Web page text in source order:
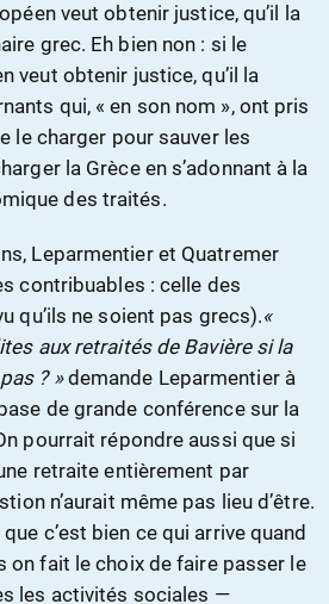
veut obtenir justice, qu’il la
grec. Eh bien non : si le
veut obtenir justice, qu’il la
qui, « en son nom », ont pris
le charger pour sauver les
la Grèce en s’adonnant à la
des traités.
Leparmentier et Quatremer
contribuables : celle des
qu’ils ne soient pas grecs).«
aux retraités de Bavière si la
? »demande Leparmentier à
de grande conférence sur la
pourrait répondre aussi que si
retraite entièrement par
n’aurait même pas lieu d’être.
c’est bien ce qui arrive quand
on fait le choix de faire passer le
les activités sociales —